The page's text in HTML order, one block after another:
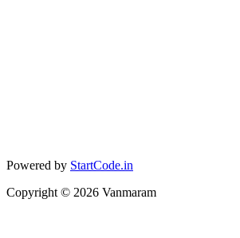
Powered by StartCode.in
Copyright © 2026 Vanmaram